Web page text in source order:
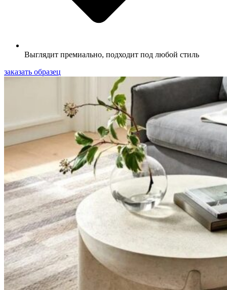
Выглядит премиально, подходит под любой стиль
заказать образец